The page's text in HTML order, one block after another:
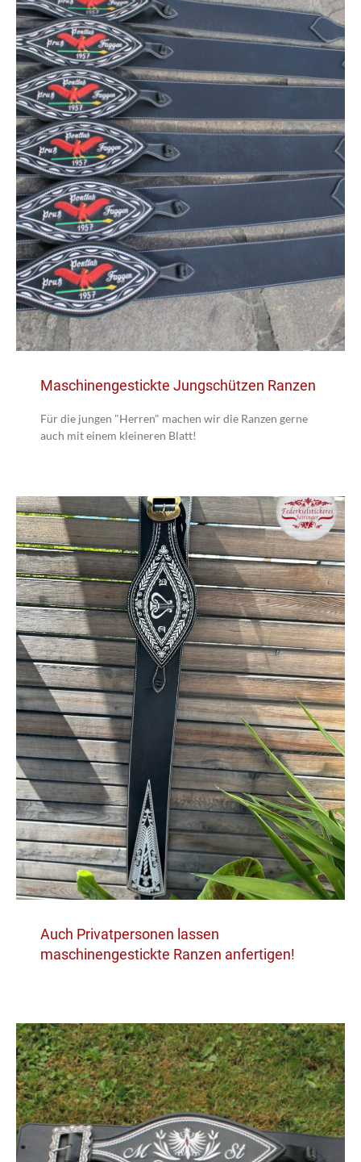
Maschinengestickte Jungschützen Ranzen
Für die jungen "Herren" machen wir die Ranzen gerne
auch mit einem kleineren Blatt!
Auch Privatpersonen lassen
maschinengestickte Ranzen anfertigen!